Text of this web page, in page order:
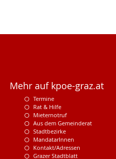
Mehr auf kpoe-graz.at
Termine
Rat & Hilfe
Mieternotruf
Aus dem Gemeinderat
Stadtbezirke
MandatarInnen
Kontakt/Adressen
Grazer Stadtblatt